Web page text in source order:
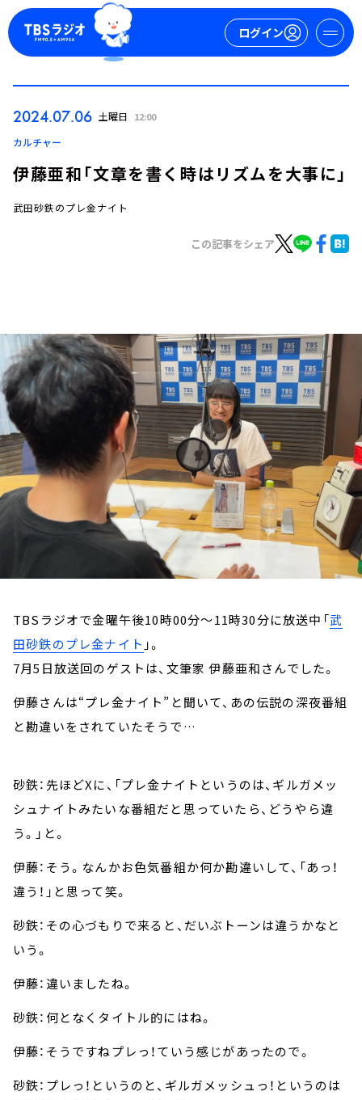
ログイン
トピックス
TBS Podcast
お知らせ
イベント・グッズ
YouTube
2024.07.06 土曜日 12:00
カルチャー
伊藤亜和「文章を書く時はリズムを大事に」
武田砂鉄のプレ金ナイト
この記事をシェア
TBSラジオで金曜午後10時00分～11時30分に放送中「武
田砂鉄のプレ金ナイト 」。
7月5日放送回のゲストは、文筆家 伊藤亜和さんでした。
伊藤さんは“プレ金ナイト”と聞いて、あの伝説の深夜番組
と勘違いをされていたそうで…
砂鉄：先ほどXに、「プレ金ナイトというのは、ギルガメッ
シュナイトみたいな番組だと思っていたら、どうやら違
う。」と。
伊藤：そう。なんかお色気番組か何か勘違いして、「あっ！
違う！」と思って笑。
砂鉄：その心づもりで来ると、だいぶトーンは違うかなと
いう。
伊藤：違いましたね。
砂鉄：何となくタイトル的にはね。
伊藤：そうですねプレっ！ていう感じがあったので。
砂鉄：プレっ！というのと、ギルガメッシュっ！というのは